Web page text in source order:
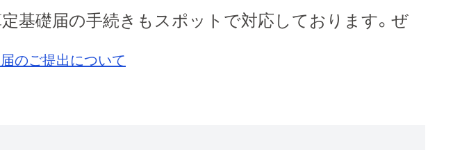
定基礎届の手続きもスポットで対応しております。ぜ
のご提出について